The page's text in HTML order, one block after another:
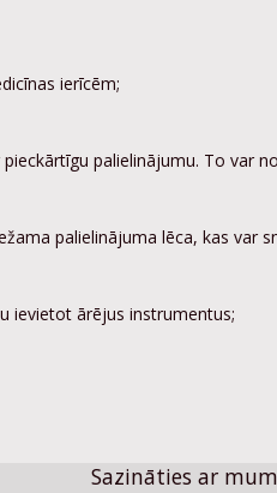
ierīcēm;
palielinājumu. To var
palielinājuma lēca, kas var
ievietot ārējus instrumentus;
Sazināties ar